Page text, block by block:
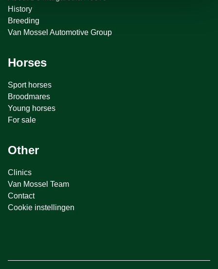
History
Breeding
Van Mossel Automotive Group
Horses
Sport horses
Broodmares
Young horses
For sale
Other
Clinics
Van Mossel Team
Contact
Cookie instellingen